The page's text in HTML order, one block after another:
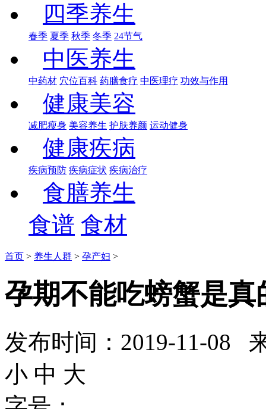
四季养生
春季 夏季 秋季 冬季 24节气
中医养生
中药材 穴位百科 药膳食疗 中医理疗 功效与作用
健康美容
减肥瘦身 美容养生 护肤养颜 运动健身
健康疾病
疾病预防 疾病症状 疾病治疗
食膳养生
食谱 食材
首页 > 养生人群 > 孕产妇 >
孕期不能吃螃蟹是
发布时间：2019-11-08
小 中 大